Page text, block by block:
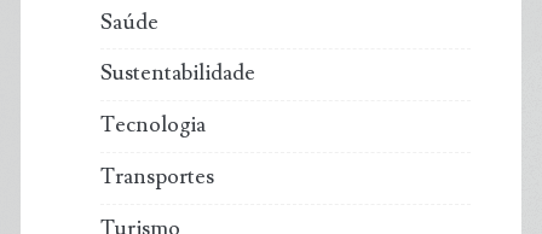
Saúde
Sustentabilidade
Tecnologia
Transportes